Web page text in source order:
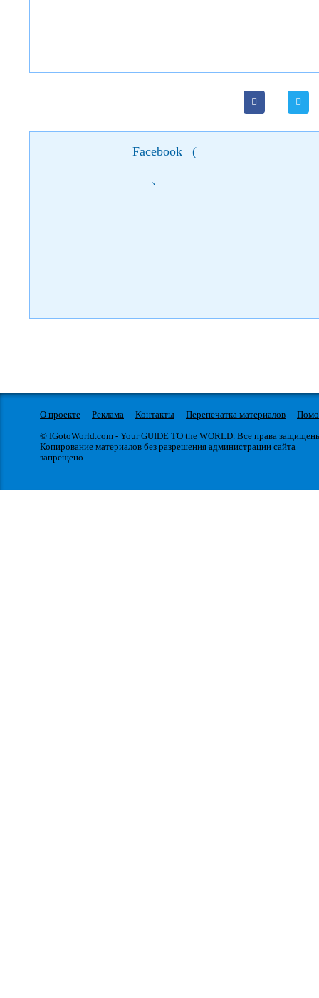
Facebook (
)
О проекте Реклама Контакты Перепечатка материалов
© IGotoWorld.com - Your GUIDE TO the WORLD. Все права
Копирование материалов без разрешения администрации сайта
запрещено.